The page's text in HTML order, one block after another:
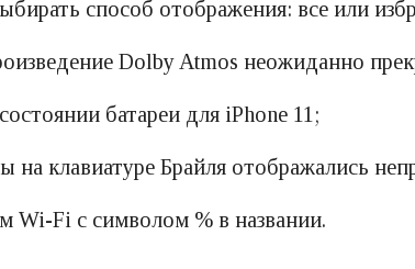
способ отображения: все или
Dolby Atmos неожиданно
батареи для iPhone 11;
клавиатуре Брайля отображались
Wi-Fi с символом % в названии.